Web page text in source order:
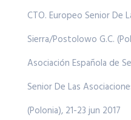
CTO. Europeo Senior De
Sierra/Postolowo G.C.
Asociación Española de
Senior De Las
(Polonia), 21-23 jun 2017